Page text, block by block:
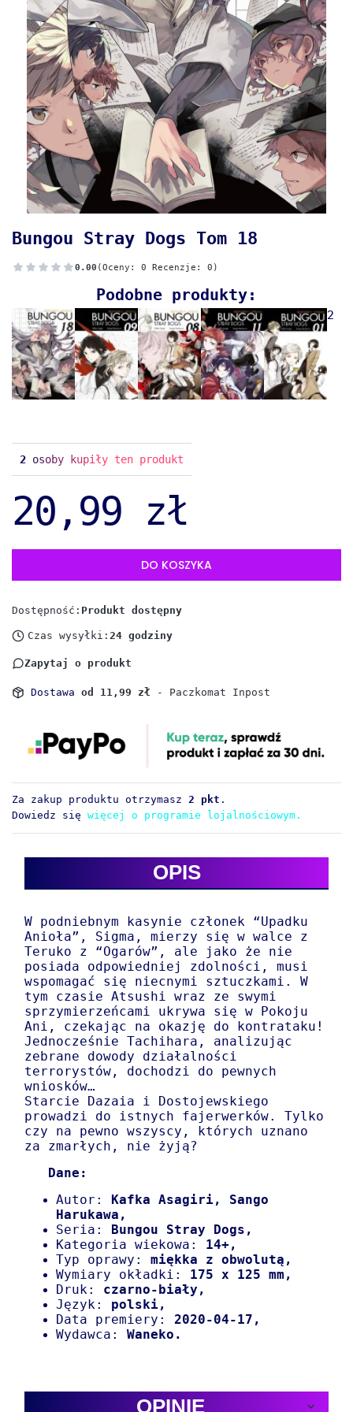
Bungou Stray Dogs Tom 18
0.00 (Oceny: 0 Recenzje: 0)
Podobne produkty:
2
2 osoby kupiły ten produkt
20,99 zł
DO KOSZYKA
Dostępność: Produkt dostępny
Czas wysyłki: 24 godziny
Zapytaj o produkt
Dostawa od 11,99 zł - Paczkomat Inpost
Za zakup produktu otrzymasz 2 pkt .
Dowiedz się więcej o programie lojalnościowym.
OPIS
W podniebnym kasynie członek “Upadku
Anioła”, Sigma, mierzy się w walce z
Teruko z “Ogarów”, ale jako że nie
posiada odpowiedniej zdolności, musi
wspomagać się niecnymi sztuczkami. W
tym czasie Atsushi wraz ze swymi
sprzymierzeńcami ukrywa się w Pokoju
Ani, czekając na okazję do kontrataku!
Jednocześnie Tachihara, analizując
zebrane dowody działalności
terrorystów, dochodzi do pewnych
wniosków…
Starcie Dazaia i Dostojewskiego
prowadzi do istnych fajerwerków. Tylko
czy na pewno wszyscy, których uznano
za zmarłych, nie żyją?
Dane:
Autor:
Kafka Asagiri, Sango
Harukawa,
Seria:
Bungou Stray Dogs,
Kategoria wiekowa:
14+,
Typ oprawy: miękka z obwolutą ,
Wymiary okładki: 175 x 125 mm,
Druk: czarno-biały,
Język: polski,
Data premiery: 2020-04-17,
Wydawca: Waneko.
OPINIE